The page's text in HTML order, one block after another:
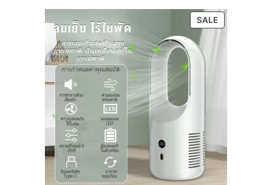
฿1,129.00
through
฿1,399.00
SALEPRODUCT
ON